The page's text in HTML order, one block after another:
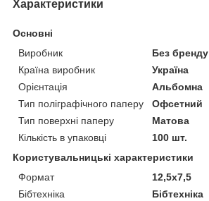
Характеристики
Основні
Виробник
Без бренду
Країна виробник
Україна
Орієнтація
Альбомна
Тип поліграфічного паперу
Офсетний
Тип поверхні паперу
Матова
Кількість в упаковці
100 шт.
Користувальницькі характеристики
Формат
12,5х7,5
Бібтехніка
Бібтехніка